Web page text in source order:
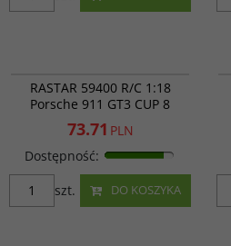
PROMOCJA
RASTAR 59400 R/C 1:18
Porsche 911 GT3 CUP 8
73.71 PLN
Dostępność:
DO KOSZYKA
szt.